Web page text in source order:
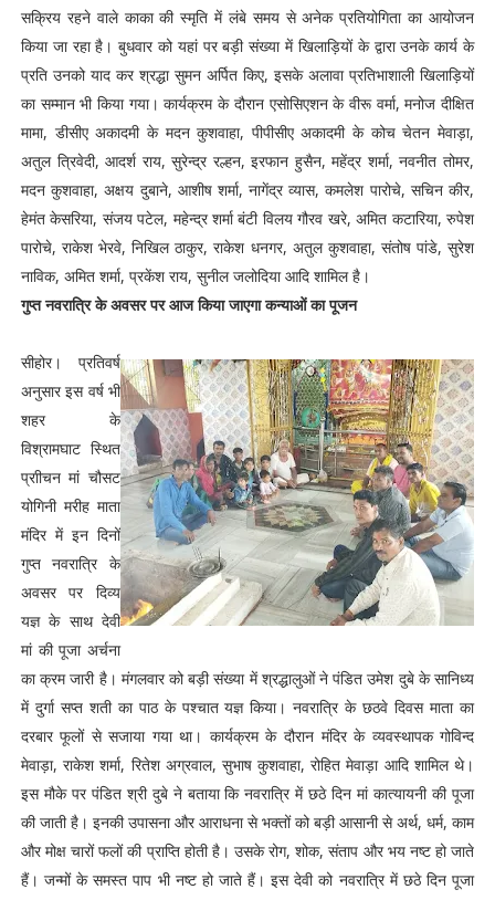
सक्रिय रहने वाले काका की स्मृति में लंबे समय से अनेक प्रतियोगिता का आयोजन
किया जा रहा है। बुधवार को यहां पर बड़ी संख्या में खिलाड़ियों के द्वारा उनके कार्य के
प्रति उनको याद कर श्रद्धा सुमन अर्पित किए, इसके अलावा प्रतिभाशाली खिलाड़ियों
का सम्मान भी किया गया। कार्यक्रम के दौरान एसोसिएशन के वीरू वर्मा, मनोज दीक्षित
मामा, डीसीए अकादमी के मदन कुशवाहा, पीपीसीए अकादमी के कोच चेतन मेवाड़ा,
अतुल त्रिवेदी, आदर्श राय, सुरेन्द्र रल्हन, इरफान हुसैन, महेंद्र शर्मा, नवनीत तोमर,
मदन कुशवाहा, अक्षय दुबाने, आशीष शर्मा, नागेंद्र व्यास, कमलेश पारोचे, सचिन कीर,
हेमंत केसरिया, संजय पटेल, महेन्द्र शर्मा बंटी विलय गौरव खरे, अमित कटारिया, रुपेश
पारोचे, राकेश भेरवे, निखिल ठाकुर, राकेश धनगर, अतुल कुशवाहा, संतोष पांडे, सुरेश
नाविक, अमित शर्मा, प्रकेंश राय, सुनील जलोदिया आदि शामिल है।
गुप्त नवरात्रि के अवसर पर आज किया जाएगा कन्याओं का पूजन
सीहोर। प्रतिवर्ष
अनुसार इस वर्ष भी
शहर के
विश्रामघाट स्थित
प्राीचन मां चौसट
योगिनी मरीह माता
मंदिर में इन दिनों
गुप्त नवरात्रि के
अवसर पर दिव्य
यज्ञ के साथ देवी
मां की पूजा अर्चना
का क्रम जारी है। मंगलवार को बड़ी संख्या में श्रद्धालुओं ने पंडित उमेश दुबे के सानिध्य
में दुर्गा सप्त शती का पाठ के पश्चात यज्ञ किया। नवरात्रि के छठवे दिवस माता का
दरबार फूलों से सजाया गया था। कार्यक्रम के दौरान मंदिर के व्यवस्थापक गोविन्द
मेवाड़ा, राकेश शर्मा, रितेश अग्रवाल, सुभाष कुशवाहा, रोहित मेवाड़ा आदि शामिल थे।
इस मौके पर पंडित श्री दुबे ने बताया कि नवरात्रि में छठे दिन मां कात्यायनी की पूजा
की जाती है। इनकी उपासना और आराधना से भक्तों को बड़ी आसानी से अर्थ, धर्म, काम
और मोक्ष चारों फलों की प्राप्ति होती है। उसके रोग, शोक, संताप और भय नष्ट हो जाते
हैं। जन्मों के समस्त पाप भी नष्ट हो जाते हैं। इस देवी को नवरात्रि में छठे दिन पूजा